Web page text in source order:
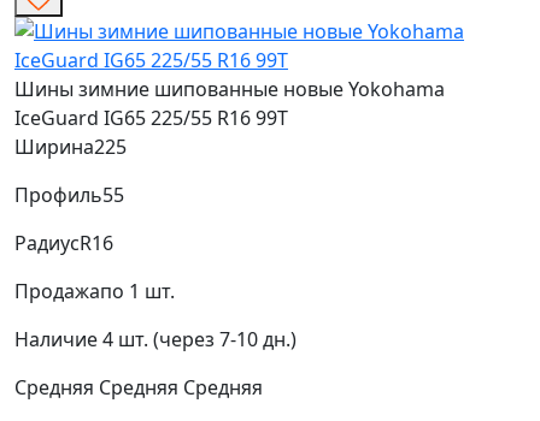
Шины зимние шипованные новые Yokohama
IceGuard IG65 225/55 R16 99T
Ширина225
Профиль55
РадиусR16
Продажапо 1 шт.
Наличие4 шт. (через 7-10 дн.)
Средняя Средняя Средняя